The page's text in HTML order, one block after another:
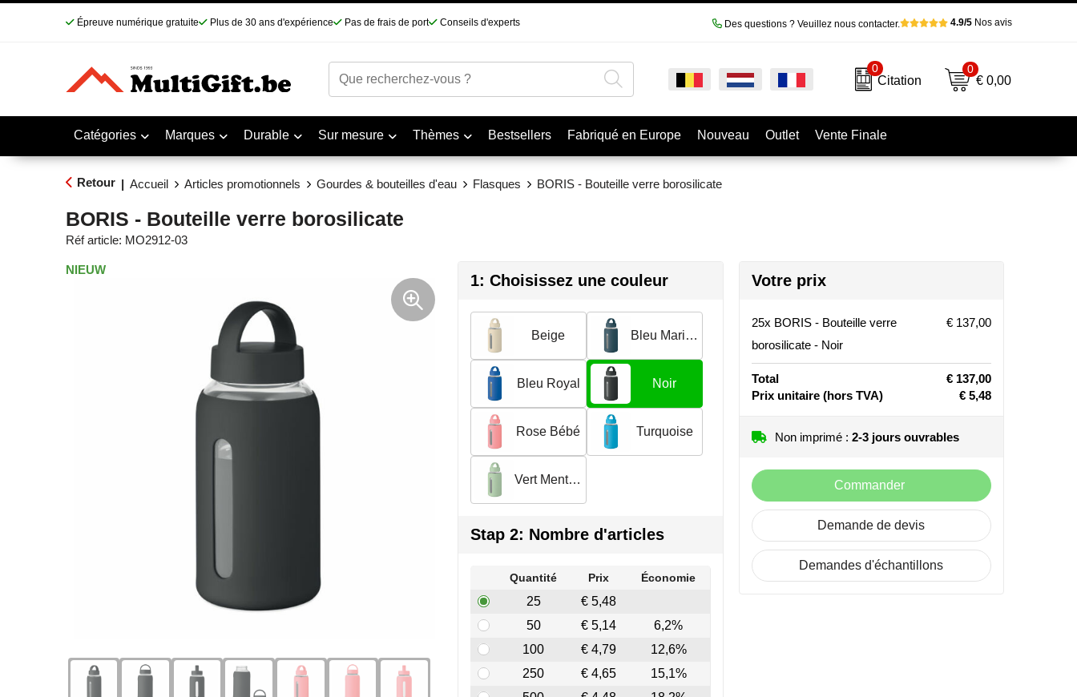
Épreuve numérique gratuite Plus de 30 ans d'expérience Pas de frais de port Conseils d'experts Des questions ? Veuillez nous contacter. 4.9/5Nos avis
0
Citation
0
€ 0,00
Catégories Marques Durable Sur mesure Thèmes Bestsellers Fabriqué en Europe Nouveau Outlet Vente Finale
Retour | Accueil Articles promotionnels Gourdes & bouteilles d'eau Flasques BORIS - Bouteille verre borosilicate
BORIS - Bouteille verre borosilicate
Réf article: MO2912-03
NIEUW
1: Choisissez une couleur
Beige Bleu Marine
Bleu Royal Noir
Rose Bébé Turquoise
Vert Menthe
Stap 2: Nombre d'articles
Quantité Prix Économie
25
€ 5,48
50
€ 5,14
6,2%
100
€ 4,79
12,6%
250
€ 4,65
15,1%
Votre prix
25x BORIS - Bouteille verre
borosilicate - Noir
€ 137,00
Total
€ 137,00
Prix unitaire(hors TVA) € 5,48
Non imprimé : 2-3 jours ouvrables
Commander
Demande de devis
Demandes d'échantillons